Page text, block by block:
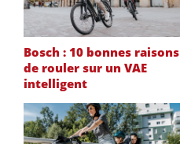
Bosch : 10 bonnes raisons
de rouler sur un VAE
intelligent